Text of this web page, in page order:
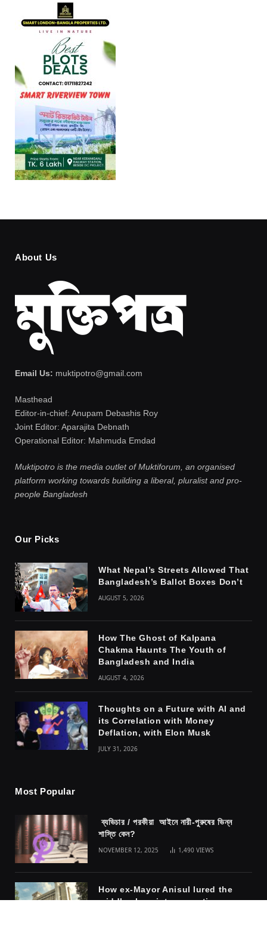
About Us
Email Us: muktipotro@gmail.com
Masthead
Editor-in-chief: Anupam Debashis Roy
Joint Editor: Aparajita Debnath
Operational Editor: Mahmuda Emdad
Muktipotro is the media outlet of Muktiforum, an organised
platform working towards building a liberal, pluralist and pro-
people Bangladesh
Our Picks
What Nepal’s Streets Allowed That
Bangladesh’s Ballot Boxes Don’t
AUGUST 5, 2026
How The Ghost of Kalpana
Chakma Haunts The Youth of
Bangladesh and India
AUGUST 4, 2026
Thoughts on a Future with AI and
its Correlation with Money
Deflation, with Elon Musk
JULY 31, 2026
Most Popular
ব্যভিচার / পরকীয়া আইনে নারী-পুরুষের ভিন্ন
শাস্তি কেন?
NOVEMBER 12, 2025 1,490 VIEWS
How ex-Mayor Anisul lured the
middle class into accepting